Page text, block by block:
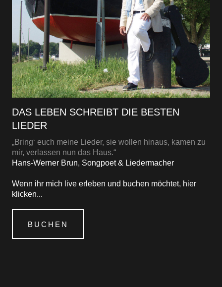
DAS LEBEN SCHREIBT DIE BESTEN
LIEDER
„Bring‘ euch meine Lieder, sie wollen hinaus, kamen zu
mir, verlassen nun das Haus.“
Hans-Werner Brun, Songpoet & Liedermacher
Wenn ihr mich live erleben und buchen möchtet, hier
klicken...
BUCHEN